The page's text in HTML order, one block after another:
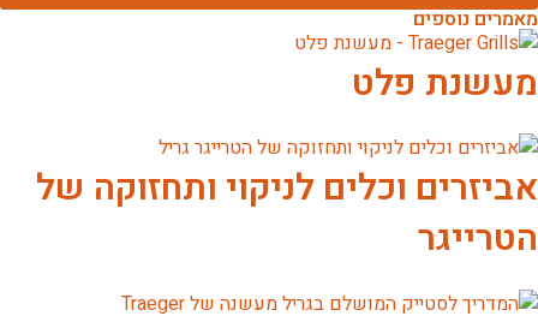
מאמרים נוספים
מעשנת פלט
אביזרים וכלים לניקוי ותחזוקה של
הטרייגר